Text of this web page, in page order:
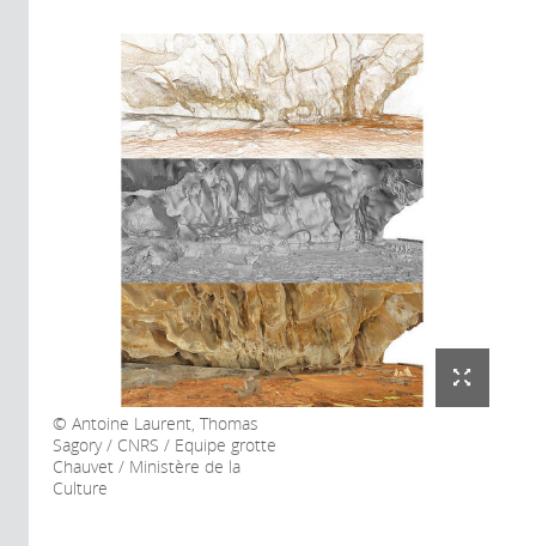
Antoine Laurent, Thomas
Sagory / CNRS / Equipe grotte
Chauvet / Ministère de la
Culture